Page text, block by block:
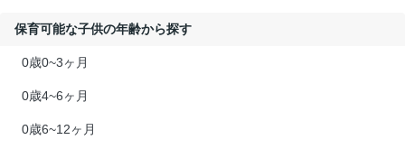
保育可能な子供の年齢から探す
0歳0~3ヶ月
0歳4~6ヶ月
0歳6~12ヶ月